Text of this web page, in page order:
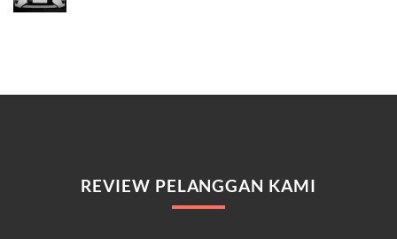
REVIEW PELANGGAN KAMI